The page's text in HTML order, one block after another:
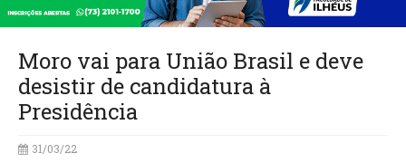
Moro vai para União Brasil e deve
desistir de candidatura à
Presidência
31/03/22